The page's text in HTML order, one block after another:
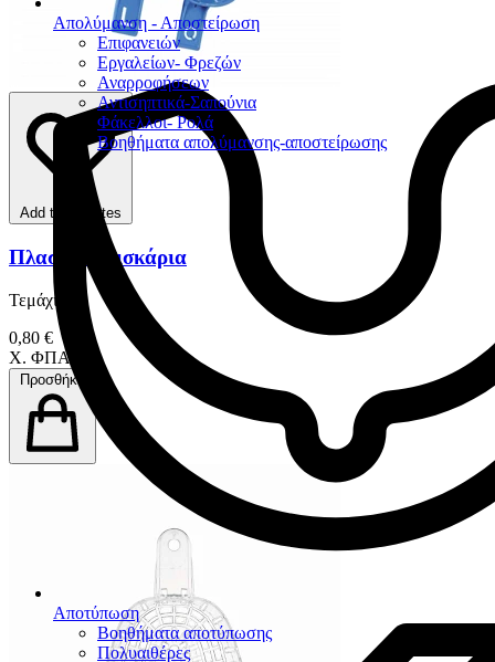
Απολύμανση - Αποστείρωση
Επιφανειών
Εργαλείων- Φρεζών
Αναρροφήσεων
Αντισηπτικά-Σαπούνια
Φάκελλοι- Ρολά
Βοηθήματα απολύμανσης-αποστείρωσης
Αποτύπωση
Βοηθήματα αποτύπωσης
Πολυαιθέρες
Add to favorites
Πλαστικά Δισκάρια
Τεμάχιο
0,80 €
Χ. ΦΠΑ
Προσθήκη